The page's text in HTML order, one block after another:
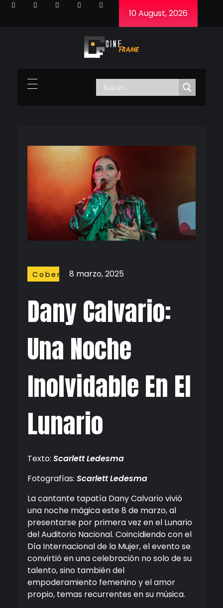
10 August, 2026
Dany Calvario:
Una Noche
Inolvidable En El
Lunario
8 marzo, 2025
Coberturas
Texto: Scarlett Ledesma
Fotografías: Scarlett Ledesma
La cantante tapatía Dany Calvario vivió
una noche mágica este 8 de marzo, al
presentarse por primera vez en el Lunario
del Auditorio Nacional. Coincidiendo con el
Día Internacional de la Mujer, el evento se
convirtió en una celebración no solo de su
talento, sino también del
empoderamiento femenino y el amor
propio, temas recurrentes en su música.